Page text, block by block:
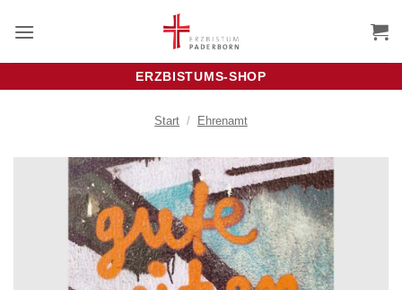
Inhalt
ERZBISTUMS-SHOP
Start / Ehrenamt